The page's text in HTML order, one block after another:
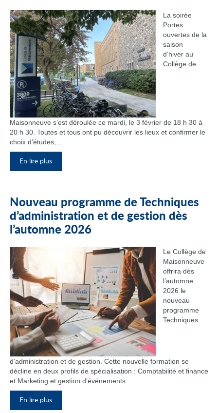
La soirée
Portes
ouvertes de la
saison
d’hiver au
Collège de
Maisonneuve s’est déroulée ce mardi, le 3 février de 18 h 30 à
20 h 30. Toutes et tous ont pu découvrir les lieux et confirmer le
choix d’études,...
En lire plus
Nouveau programme de Techniques
d’administration et de gestion dès
l’automne 2026
Le Collège de
Maisonneuve
offrira dès
l’automne
2026 le
nouveau
programme
Techniques
d’administration et de gestion. Cette nouvelle formation se
décline en deux profils de spécialisation : Comptabilité et finance
et Marketing et gestion d’événements....
En lire plus